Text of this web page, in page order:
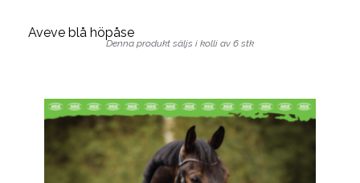
Aveve blå höpåse
Denna produkt säljs i kolli av 6 stk